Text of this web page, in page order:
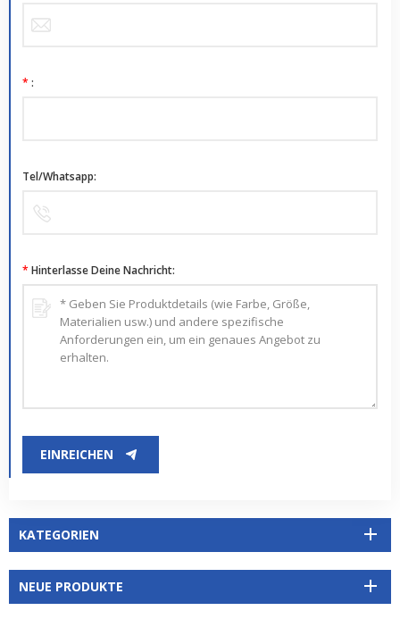
* :
Tel/Whatsapp:
* Hinterlasse Deine Nachricht:
EINREICHEN
KATEGORIEN
NEUE PRODUKTE